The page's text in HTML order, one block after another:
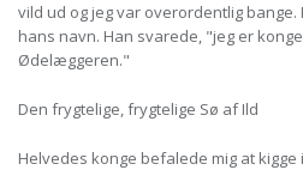
vild ud og jeg var overordentlig
hans navn. Han svarede, "jeg er
Ødelæggeren."
Den frygtelige, frygtelige Sø af Ild
Helvedes konge befalede mig at kigge